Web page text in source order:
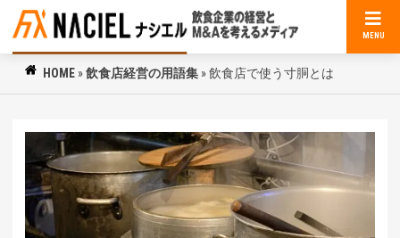
MENU
HOME »飲食店経営の用語集 »飲食店で使う寸胴とは